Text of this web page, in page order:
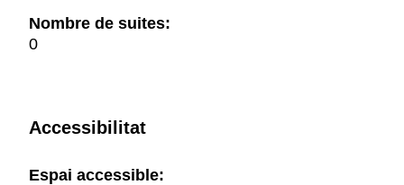
Nombre de suites:
0
Accessibilitat
Espai accessible: